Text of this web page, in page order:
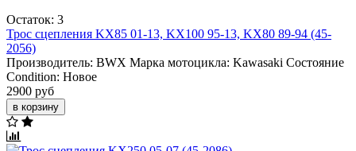
Остаток: 3
Трос сцепления KX85 01-13, KX100 95-13, KX80 89-94 (45-
2056)
Производитель: BWX Марка мотоцикла: Kawasaki Состояние
Condition: Новое
2900 руб
в корзину